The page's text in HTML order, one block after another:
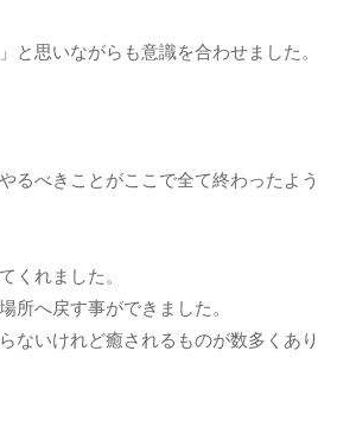
と思いながらも意識を合わせました。
るべきことがここで全て終わったよう
くれました。
所へ戻す事ができました。
ないけれど癒されるものが数多くあり